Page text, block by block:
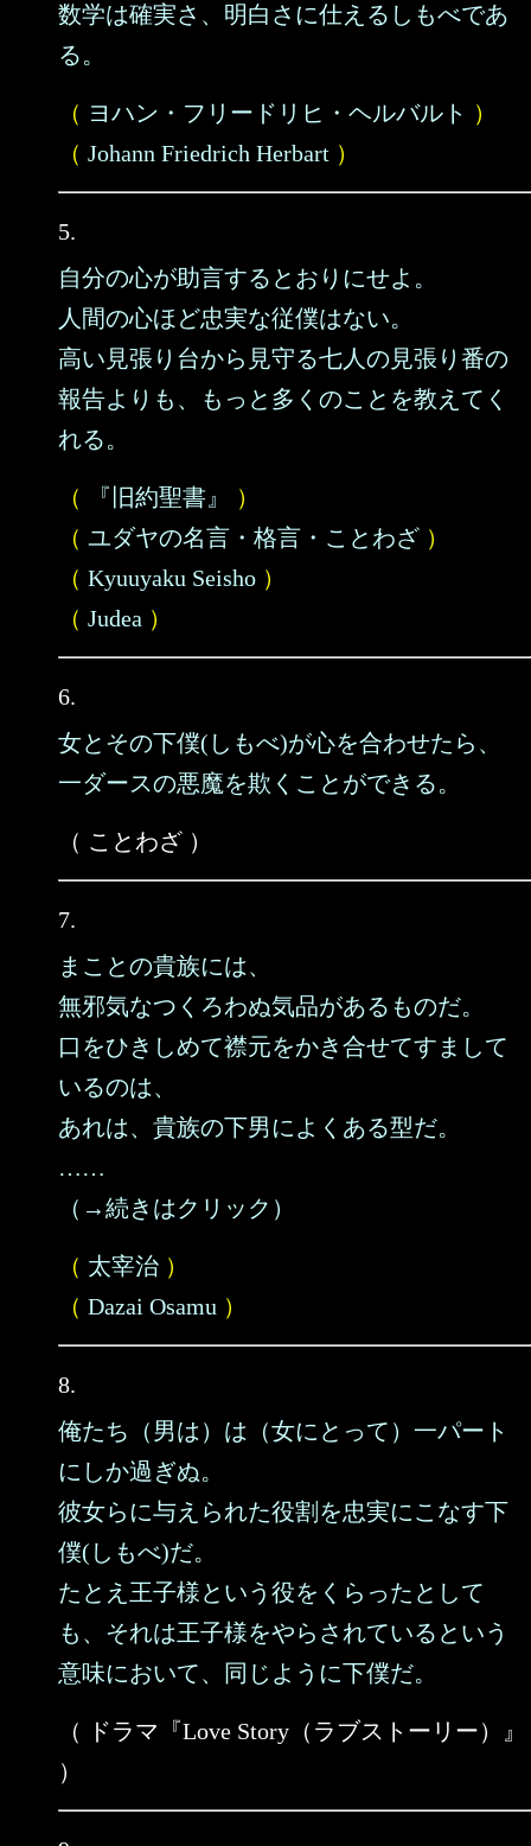
数学は確実さ、明白さに仕えるしもべであ
る。
（ ヨハン・フリードリヒ・ヘルバルト ）
（ Johann Friedrich Herbart ）
5.
自分の心が助言するとおりにせよ。
人間の心ほど忠実な従僕はない。
高い見張り台から見守る七人の見張り番の
報告よりも、もっと多くのことを教えてく
れる。
（ 『旧約聖書』
）
（ ユダヤの名言・格言・ことわざ ）
（ Kyuuyaku Seisho ）
（ Judea ）
6.
女とその下僕(しもべ)が心を合わせたら、
一ダースの悪魔を欺くことができる。
（ ことわざ ）
7.
まことの貴族には、
無邪気なつくろわぬ気品があるものだ。
口をひきしめて襟元をかき合せてすまして
いるのは、
あれは、貴族の下男によくある型だ。
……
（→続きはクリック）
（ 太宰治 ）
（ Dazai Osamu ）
8.
俺たち（男は）は（女にとって）一パート
にしか過ぎぬ。
彼女らに与えられた役割を忠実にこなす下
僕(しもべ)だ。
たとえ王子様という役をくらったとして
も、それは王子様をやらされているという
意味において、同じように下僕だ。
（ ドラマ『Love Story（ラブストーリー）』
）